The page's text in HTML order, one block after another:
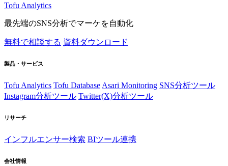
Tofu Analytics
最先端のSNS分析でマーケを自動化
無料で相談する 資料ダウンロード
製品・サービス
Tofu Analytics Tofu Database Asari Monitoring SNS分析ツール
Instagram分析ツール Twitter(X)分析ツール
リサーチ
インフルエンサー検索 BIツール連携
会社情報